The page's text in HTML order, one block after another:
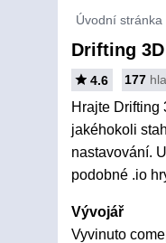
Úvodní stránka
Drifting
4.6 177
Hrajte Drifting
jakéhokoli
nastavování.
podobné .io
Vývojář
Vyvinuto